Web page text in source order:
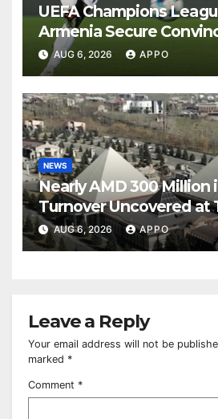
UEFA Champions
Armenia Secure
Over Shamrock Rovers
AUG 6, 2026 APPO
NEWS
Nearly AMD 300 Million
Turnover Uncovered at
Owned Entertainment
AUG 6, 2026 APPO
Leave a Reply
Your email address will not be
marked *
Comment *